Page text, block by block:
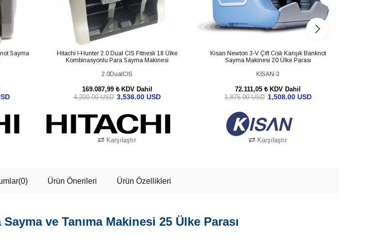
Sayma
Hitachi I-Hunter 2.0 Dual CIS Fitneslı 18 Ülke
Kombinasyonlu Para Sayma Makinesi
2.0DualCIS
169.087,99 ₺ KDV Dahil
3,536.00 USD
4,200.00 USD
Karşılaştır
Kisan Newton 3-V Çift Cıslı Karışık Banknot
Sayma Makinesi 20 Ülke Parası
KİSAN-3
72.111,05 ₺ KDV Dahil
1,508.00 USD
1,875.00 USD
Karşılaştır
(0) Ürün Önerileri Ürün Özellikleri
ve Tanıma Makinesi 25 Ülke Parası